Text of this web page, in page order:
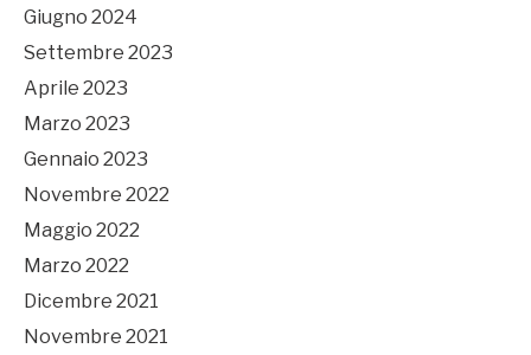
Giugno 2024
Settembre 2023
Aprile 2023
Marzo 2023
Gennaio 2023
Novembre 2022
Maggio 2022
Marzo 2022
Dicembre 2021
Novembre 2021